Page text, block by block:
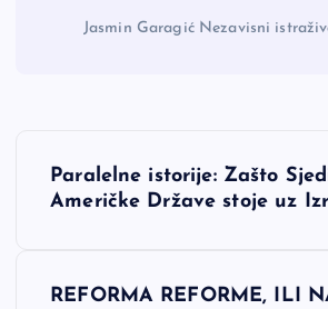
Jasmin Garagić Nezavisni
NParalelne istorije: Zašto
Američke Države stoje uz
REFORMA REFORME, ILI